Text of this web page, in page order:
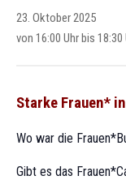
23. Oktober 2025
von 16:00 Uhrbis 18:30
Starke Frauen*
Wo war die
Gibt es das